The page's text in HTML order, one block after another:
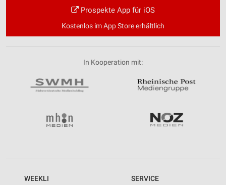
Prospekte App für iOS
Kostenlos im App Store erhältlich
In Kooperation mit:
WEEKLI SERVICE